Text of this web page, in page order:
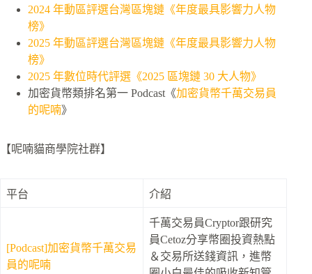
2024 年動區評選台灣區塊鏈《年度最具影響力人物
榜》
2025 年動區評選台灣區塊鏈《年度最具影響力人物
榜》
2025 年數位時代評選《2025 區塊鏈 30 大人物》
加密貨幣類排名第一 Podcast《加密貨幣千萬交易員
的呢喃》
【呢喃貓商學院社群】
平台 介紹
[Podcast]加密貨幣千萬交易
員的呢喃
千萬交易員Cryptor跟研究
員Cetoz分享幣圈投資熱點
＆交易所送錢資訊，進幣